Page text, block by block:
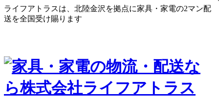
ライフアトラスは、北陸金沢を拠点に家具・家電の2マン配
送を全国受け賜ります